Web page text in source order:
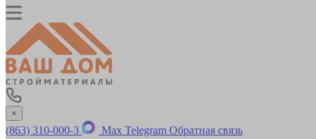
×
(863) 310-000-3 Max Telegram Обратная связь